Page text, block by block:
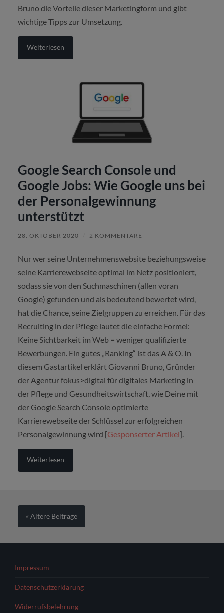
Bruno die Vorteile dieser Marketingform und gibt
wichtige Tipps zur Umsetzung.
Weiterlesen
Google Search Console und
Google Jobs: Wie Google uns bei
der Personalgewinnung
unterstützt
28. OKTOBER 2020 2 KOMMENTARE
Nur wer seine Unternehmenswebsite beziehungsweise
seine Karrierewebseite optimal im Netz positioniert,
sodass sie von den Suchmaschinen (allen voran
Google) gefunden und als bedeutend bewertet wird,
hat die Chance, seine Zielgruppen zu erreichen. Für das
Recruiting in der Pflege lautet die einfache Formel:
Keine Sichtbarkeit im Web = weniger qualifizierte
Bewerbungen. Ein gutes „Ranking“ ist das A & O. In
diesem Gastartikel erklärt Giovanni Bruno, Gründer
der Agentur fokus>digital für digitales Marketing in
der Pflege und Gesundheitswirtschaft, wie Deine mit
der Google Search Console optimierte
Karrierewebseite der Schlüssel zur erfolgreichen
Personalgewinnung wird [Gesponserter Artikel].
Weiterlesen
« ÄltereBeiträge
Impressum
Datenschutzerklärung
Widerrufsbelehrung